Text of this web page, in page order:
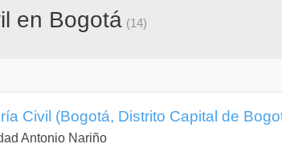
en Bogotá (14)
Civil (Bogotá, Distrito Capital de
Antonio Nariño